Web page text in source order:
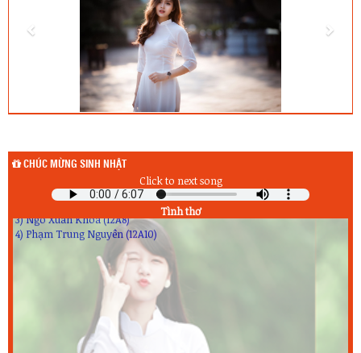
CHÚC MỪNG SINH NHẬT
Click to next song
Tình thơ
2) Trần Văn Hoàng (11A8)
3) Nguyễn Anh Khoa (12A5)
Sinh nhật hôm nay (8/8) :
1) Lê Ngọc Huyền (10A9)
2) Nguyễn Quốc Quân (11A6)
3) Cao Xuân Thành (11A7)
4) H Ân Mlô (12A8)
Sinh nhật ngày mai (9/8) :
1) Phạm Dạ Thảo (11A4)
2) Kiều Thị Xuân Thư (12A2)
3) Ngô Xuân Khoa (12A8)